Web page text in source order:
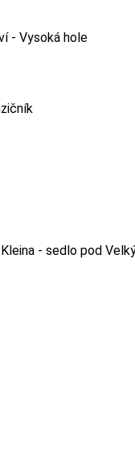
- Vysoká hole
- sedlo pod